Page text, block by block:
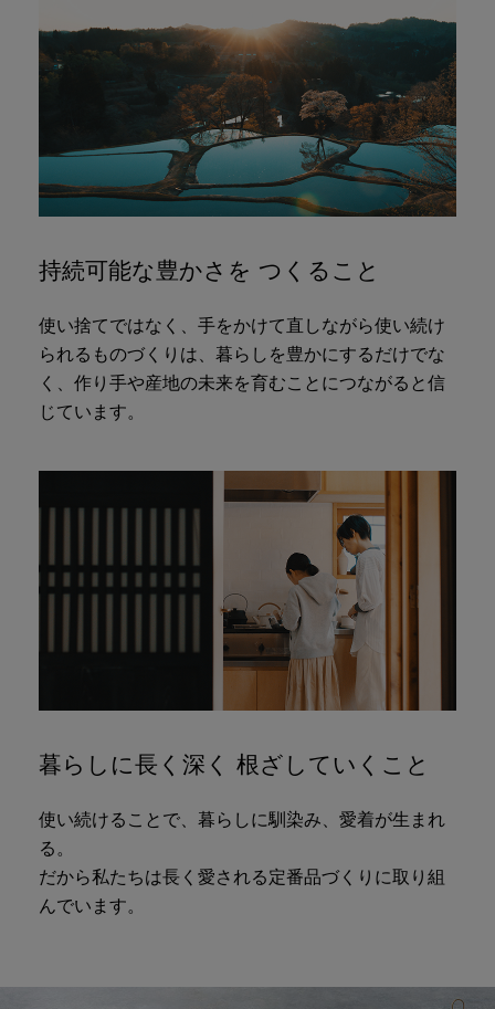
持続可能な豊かさを つくること
使い捨てではなく、手をかけて直しながら使い続け
られるものづくりは、暮らしを豊かにするだけでな
く、作り手や産地の未来を育むことにつながると信
じています。
暮らしに長く深く 根ざしていくこと
使い続けることで、暮らしに馴染み、愛着が生まれ
る。
だから私たちは長く愛される定番品づくりに取り組
んでいます。